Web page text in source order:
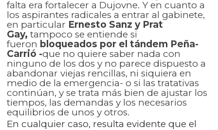
falta era fortalecer a Dujovne. Y en cuanto a
los aspirantes radicales a entrar al gabinete,
en particular Ernesto Sanz y Prat
Gay, tampoco se entiende si
fueron bloqueados por el tándem Peña-
Carrió -que no quiere saber nada con
ninguno de los dos y no parece dispuesto a
abandonar viejas rencillas, ni siquiera en
medio de la emergencia- o si las tratativas
continúan, y se trata más bien de ajustar los
tiempos, las demandas y los necesarios
equilibrios de unos y otros.
En cualquier caso, resulta evidente que el